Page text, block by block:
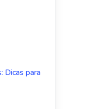
Dicas para